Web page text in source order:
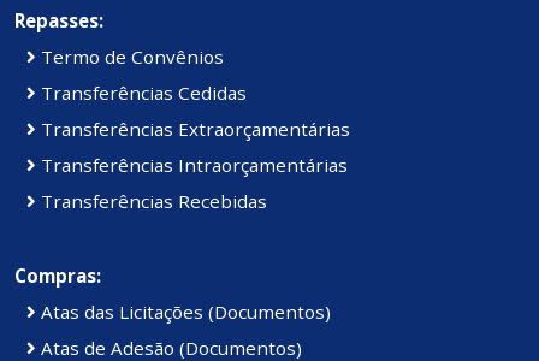
Repasses:
Termo de Convênios
Transferências Cedidas
Transferências Extraorçamentárias
Transferências Intraorçamentárias
Transferências Recebidas
Compras:
Atas das Licitações (Documentos)
Atas de Adesão (Documentos)